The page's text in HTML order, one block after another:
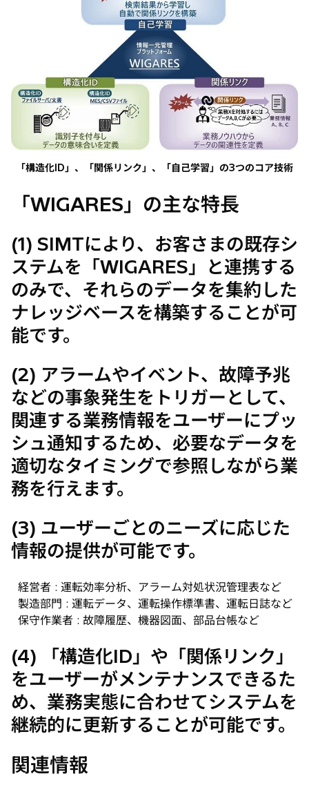
「構造化ID」、「関係リンク」、「自己学習」の3つのコア技術
「WIGARES」の主な特長
(1) SIMTにより、お客さまの既存シ
ステムを「WIGARES」と連携する
のみで、それらのデータを集約した
ナレッジベースを構築することが可
能です。
(2) アラームやイベント、故障予兆
などの事象発生をトリガーとして、
関連する業務情報をユーザーにプッ
シュ通知するため、必要なデータを
適切なタイミングで参照しながら業
務を行えます。
(3) ユーザーごとのニーズに応じた
情報の提供が可能です。
経営者 : 運転効率分析、アラーム対処状況管理表など
製造部門 : 運転データ、運転操作標準書、運転日誌など
保守作業者 : 故障履歴、機器図面、部品台帳など
(4) 「構造化ID」や「関係リンク」
をユーザーがメンテナンスできるた
め、業務実態に合わせてシステムを
継続的に更新することが可能です。
関連情報